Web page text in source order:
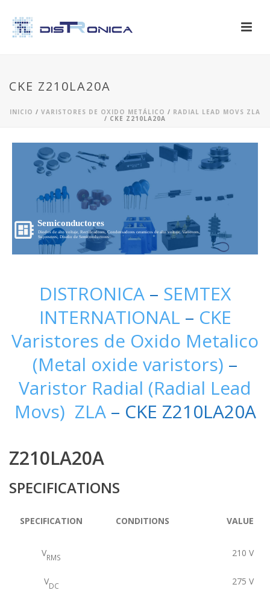
CKE Z210LA20A
INICIO / VARISTORES DE OXIDO METÁLICO / RADIAL LEAD MOVS ZLA
/ CKE Z210LA20A
Semiconductores
Diodos de alto voltaje, Rectificadores, Condensadores ceramicos de alto voltaje, Varistores,
Supresores, Diseño de Semiconductores...
DISTRONICA – SEMTEX
INTERNATIONAL – CKE
Varistores de Oxido Metalico
(Metal oxide varistors) –
Varistor Radial (Radial Lead
Movs) ZLA– CKE Z210LA20A
Z210LA20A
SPECIFICATIONS
SPECIFICATION CONDITIONS VALUE
VRMS 210 V
VDC 275 V